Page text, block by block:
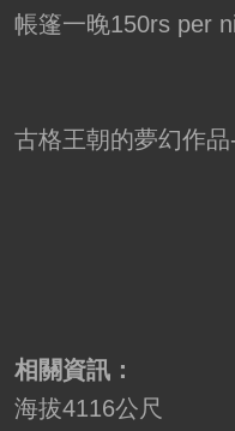
帳篷一晚150rs per
古格王朝的夢幻作
相關資訊：
海拔4116公尺